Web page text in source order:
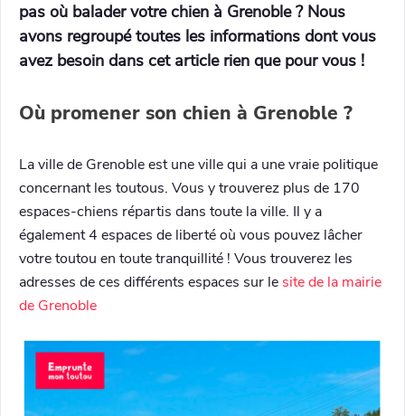
pas où balader votre chien à Grenoble ? Nous
avons regroupé toutes les informations dont vous
avez besoin dans cet article rien que pour vous !
Où promener son chien à Grenoble ?
La ville de Grenoble est une ville qui a une vraie politique
concernant les toutous. Vous y trouverez plus de 170
espaces-chiens répartis dans toute la ville. Il y a
également 4 espaces de liberté où vous pouvez lâcher
votre toutou en toute tranquillité ! Vous trouverez les
adresses de ces différents espaces sur le site de la mairie
de Grenoble